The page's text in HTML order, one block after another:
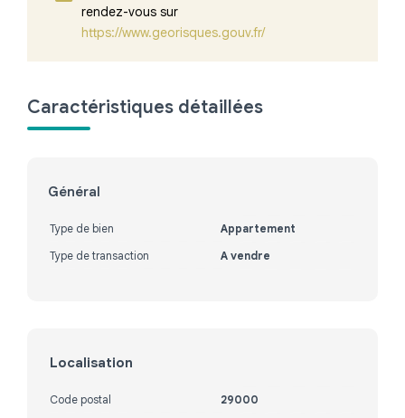
rendez-vous sur
https://www.georisques.gouv.fr/
Caractéristiques détaillées
Général
Type de bien
Appartement
Type de transaction
A vendre
Localisation
Code postal
29000